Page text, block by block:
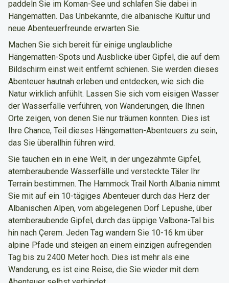
paddeln Sie im Koman-See und schlafen Sie dabei in
Hängematten. Das Unbekannte, die albanische Kultur und
neue Abenteuerfreunde erwarten Sie.
Machen Sie sich bereit für einige unglaubliche
Hängematten-Spots und Ausblicke über Gipfel, die auf dem
Bildschirm einst weit entfernt schienen. Sie werden dieses
Abenteuer hautnah erleben und entdecken, wie sich die
Natur wirklich anfühlt. Lassen Sie sich vom eisigen Wasser
der Wasserfälle verführen, von Wanderungen, die Ihnen
Orte zeigen, von denen Sie nur träumen konnten. Dies ist
Ihre Chance, Teil dieses Hängematten-Abenteuers zu sein,
das Sie überallhin führen wird.
Sie tauchen ein in eine Welt, in der ungezähmte Gipfel,
atemberaubende Wasserfälle und versteckte Täler Ihr
Terrain bestimmen. The Hammock Trail North Albania nimmt
Sie mit auf ein 10-tägiges Abenteuer durch das Herz der
Albanischen Alpen, vom abgelegenen Dorf Lepushe, über
atemberaubende Gipfel, durch das üppige Valbona-Tal bis
hin nach Çerem. Jeden Tag wandern Sie 10-16 km über
alpine Pfade und steigen an einem einzigen aufregenden
Tag bis zu 2400 Meter hoch. Dies ist mehr als eine
Wanderung, es ist eine Reise, die Sie wieder mit dem